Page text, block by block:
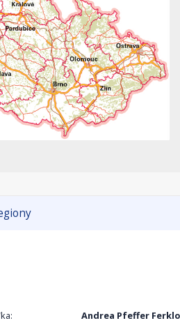
Andrea Pfeffer